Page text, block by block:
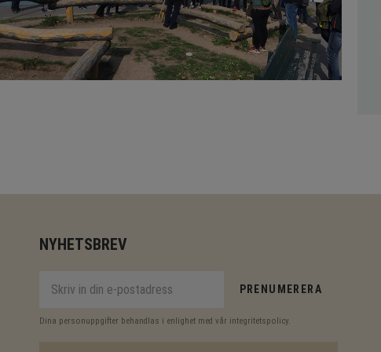
NYHETSBREV
PRENUMERERA
Dina personuppgifter behandlas i enlighet med vår integritetspolicy.